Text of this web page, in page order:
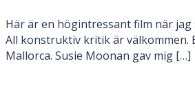
Här är en högintressant film när jag
All konstruktiv kritik är välkommen.
Mallorca. Susie Moonan gav mig […]